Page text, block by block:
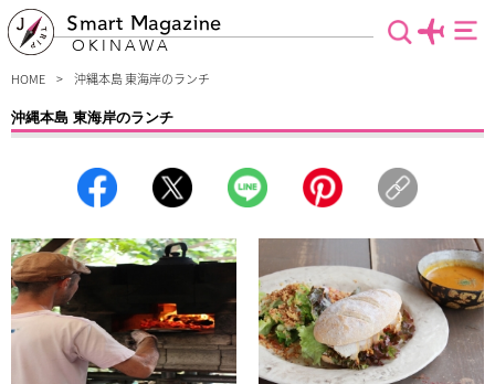
Smart Magazine
OKINAWA
HOME 沖縄本島 東海岸のランチ
沖縄本島 東海岸のランチ
がたくさん残る“東海岸エリア”だからこそ、美しい景色も御馳走の一つにしてのん
びり“しまんちゅグルメタイム”を満喫しましょう♪比較的値段の安いお店を探してい